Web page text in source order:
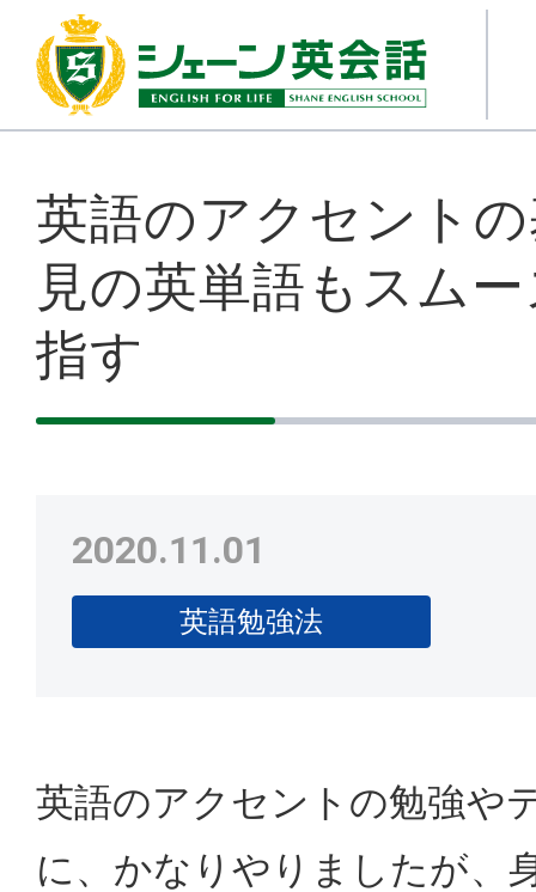
英語のアクセント
見の英単語もスム
指す
2020.11.01
英語勉強法
英語のアクセントの勉強や
に、かなりやりましたが、